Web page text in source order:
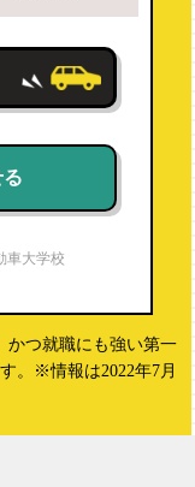
車大学校
かつ就職にも強い第一
。※情報は2022年7月